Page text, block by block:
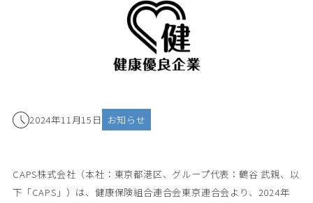
2024年11月15日 お知らせ
CAPS株式会社（本社：東京都港区、グループ代表：鶴谷 武親、以
下「CAPS」）は、健康保険組合連合会東京連合会より、2024年